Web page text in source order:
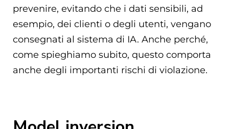
prevenire, evitando che i dati sensibili, ad
esempio, dei clienti o degli utenti, vengano
consegnati al sistema di IA. Anche perché,
come spieghiamo subito, questo comporta
anche degli importanti rischi di violazione.